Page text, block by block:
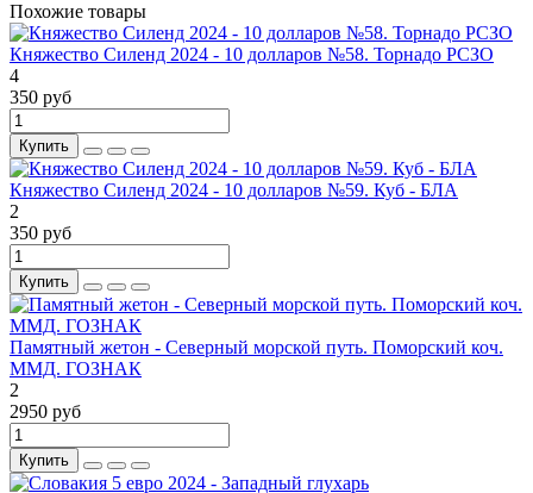
Похожие товары
Княжество Силенд 2024 - 10 долларов №58. Торнадо РСЗО
4
350 руб
Купить
Княжество Силенд 2024 - 10 долларов №59. Куб - БЛА
2
350 руб
Купить
Памятный жетон - Северный морской путь. Поморский коч.
ММД. ГОЗНАК
2
2950 руб
Купить